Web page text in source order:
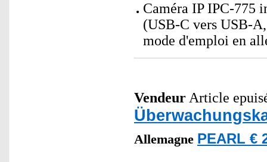
Caméra IP IPC-775
(USB-C vers USB-
mode d'emploi en
Vendeur Article
Allemagne PEARL €